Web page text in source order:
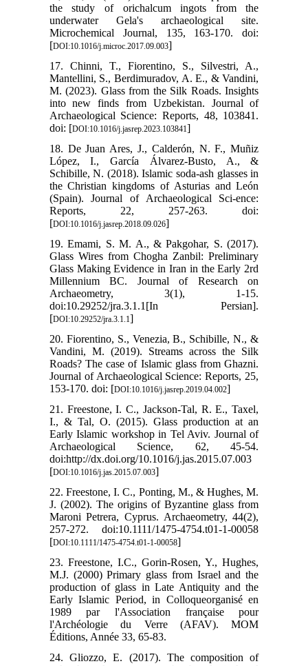
the study of orichalcum ingots from the
underwater Gela's archaeological site.
Microchemical Journal, 135, 163-170. doi:
[DOI:10.1016/j.microc.2017.09.003]
17. Chinni, T., Fiorentino, S., Silvestri, A.,
Mantellini, S., Berdimuradov, A. E., & Vandini,
M. (2023). Glass from the Silk Roads. Insights
into new finds from Uzbekistan. Journal of
Archaeological Science: Reports, 48, 103841.
doi: [DOI:10.1016/j.jasrep.2023.103841]
18. De Juan Ares, J., Calderón, N. F., Muñiz
López, I., García Álvarez-Busto, A., &
Schibille, N. (2018). Islamic soda-ash glasses in
the Christian kingdoms of Asturias and León
(Spain). Journal of Archaeological Sci-ence:
Reports, 22, 257-263. doi:
[DOI:10.1016/j.jasrep.2018.09.026]
19. Emami, S. M. A., & Pakgohar, S. (2017).
Glass Wires from Chogha Zanbil: Preliminary
Glass Making Evidence in Iran in the Early 2rd
Millennium BC. Journal of Research on
Archaeometry, 3(1), 1-15.
doi:10.29252/jra.3.1.1[In Persian].
[DOI:10.29252/jra.3.1.1]
20. Fiorentino, S., Venezia, B., Schibille, N., &
Vandini, M. (2019). Streams across the Silk
Roads? The case of Islamic glass from Ghazni.
Journal of Archaeological Science: Reports, 25,
153-170. doi: [DOI:10.1016/j.jasrep.2019.04.002]
21. Freestone, I. C., Jackson-Tal, R. E., Taxel,
I., & Tal, O. (2015). Glass production at an
Early Islamic workshop in Tel Aviv. Journal of
Archaeological Science, 62, 45-54.
doi:http://dx.doi.org/10.1016/j.jas.2015.07.003
[DOI:10.1016/j.jas.2015.07.003]
22. Freestone, I. C., Ponting, M., & Hughes, M.
J. (2002). The origins of Byzantine glass from
Maroni Petrera, Cyprus. Archaeometry, 44(2),
257-272. doi:10.1111/1475-4754.t01-1-00058
[DOI:10.1111/1475-4754.t01-1-00058]
23. Freestone, I.C., Gorin-Rosen, Y., Hughes,
M.J. (2000) Primary glass from Israel and the
production of glass in Late Antiquity and the
Early Islamic Period, in Colloqueorganisé en
1989 par l'Association française pour
l'Archéologie du Verre (AFAV). MOM
Éditions, Année 33, 65-83.
24. Gliozzo, E. (2017). The composition of